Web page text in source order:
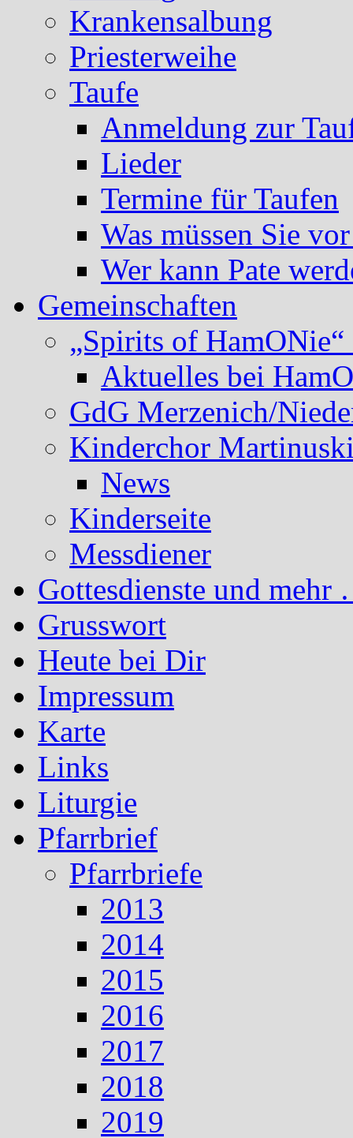
Krankensalbung
Priesterweihe
Taufe
Anmeldung zur
Lieder
Termine für Taufen
Was müssen Sie
Wer kann Pate
Gemeinschaften
„Spirits of HamONie“
Aktuelles bei
GdG Merzenich/
Kinderchor
News
Kinderseite
Messdiener
Gottesdienste und mehr
Grusswort
Heute bei Dir
Impressum
Karte
Links
Liturgie
Pfarrbrief
Pfarrbriefe
2013
2014
2015
2016
2017
2018
2019